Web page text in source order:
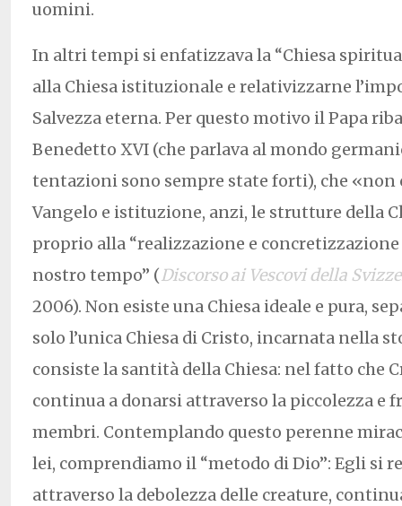
uomini.
In altri tempi si enfatizzava la “Chiesa
alla Chiesa istituzionale e relativizzarne
Salvezza eterna. Per questo motivo il Papa
Benedetto XVI (che parlava al mondo
tentazioni sono sempre state forti), che «non
Vangelo e istituzione, anzi, le strutture della
proprio alla “realizzazione e
nostro tempo” (Discorso ai Vescovi della
2006). Non esiste una Chiesa ideale e pura,
solo l’unica Chiesa di Cristo, incarnata nella
consiste la santità della Chiesa: nel fatto che
continua a donarsi attraverso la piccolezza e
membri. Contemplando questo perenne
lei, comprendiamo il “metodo di Dio”: Egli si
attraverso la debolezza delle creature,